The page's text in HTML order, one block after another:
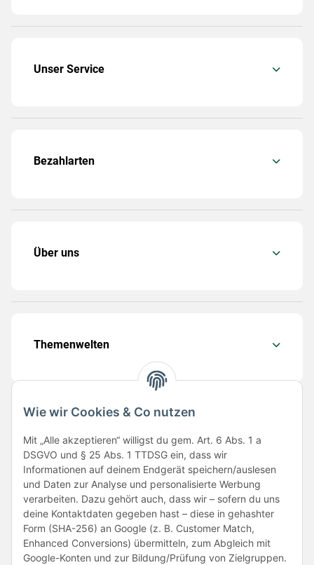
Wie wir Cookies & Co nutzen
Mit „Alle akzeptieren“ willigst du gem. Art. 6 Abs. 1 a
DSGVO und § 25 Abs. 1 TTDSG ein, dass wir
Informationen auf deinem Endgerät speichern/auslesen
und Daten zur Analyse und personalisierte Werbung
verarbeiten. Dazu gehört auch, dass wir – sofern du uns
deine Kontaktdaten gegeben hast – diese in gehashter
Form (SHA-256) an Google (z. B. Customer Match,
Enhanced Conversions) übermitteln, zum Abgleich mit
Google-Konten und zur Bildung/Prüfung von Zielgruppen.
Unser Service
Bezahlarten
Über uns
Themenwelten
Folge uns
Unsere Partner